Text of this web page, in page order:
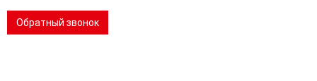
Обратный звонок